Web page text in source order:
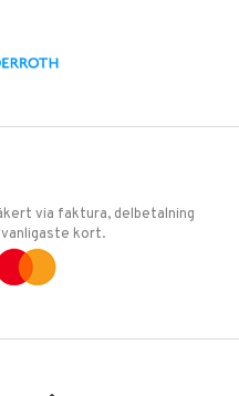
via faktura, delbetalning
kort.